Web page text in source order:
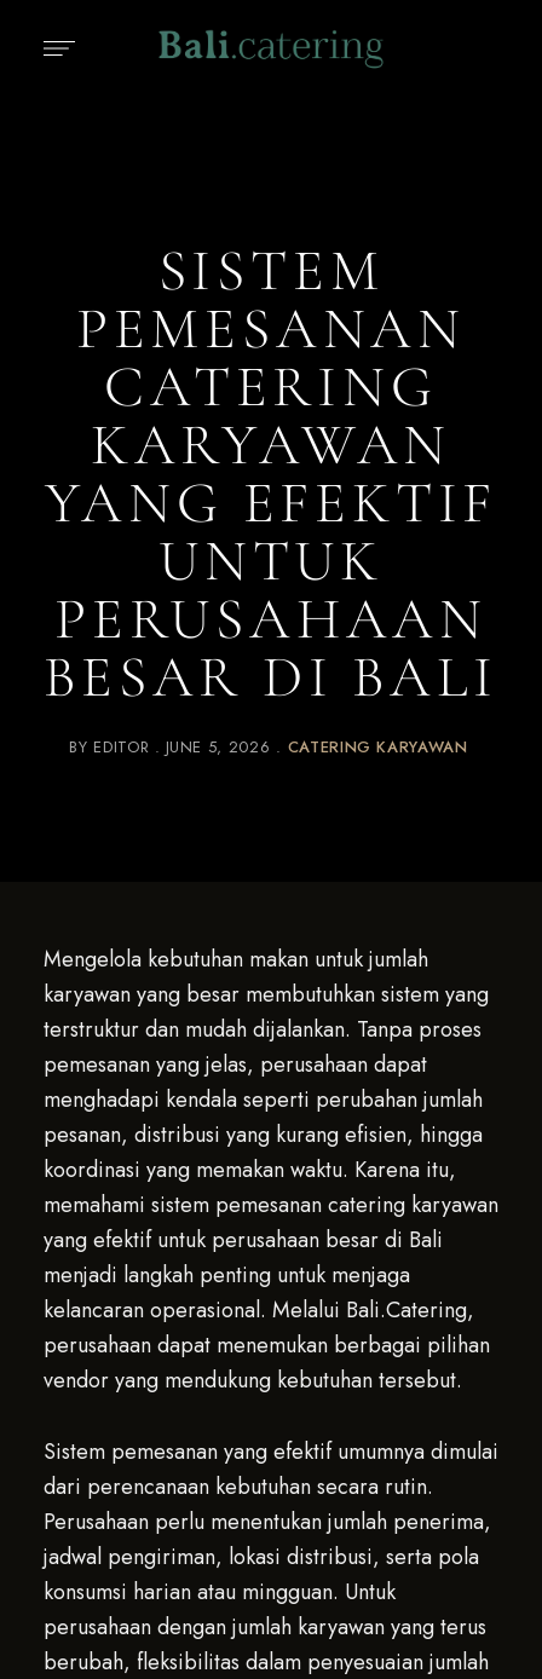
SISTEM
PEMESANAN
CATERING
KARYAWAN
YANG EFEKTIF
UNTUK
PERUSAHAAN
BESAR DI BALI
BY EDITOR JUNE 5, 2026 CATERING KARYAWAN
Mengelola kebutuhan makan untuk jumlah
karyawan yang besar membutuhkan sistem yang
terstruktur dan mudah dijalankan. Tanpa proses
pemesanan yang jelas, perusahaan dapat
menghadapi kendala seperti perubahan jumlah
pesanan, distribusi yang kurang efisien, hingga
koordinasi yang memakan waktu. Karena itu,
memahami sistem pemesanan catering karyawan
yang efektif untuk perusahaan besar di Bali
menjadi langkah penting untuk menjaga
kelancaran operasional. Melalui Bali.Catering,
perusahaan dapat menemukan berbagai pilihan
vendor yang mendukung kebutuhan tersebut.
Sistem pemesanan yang efektif umumnya dimulai
dari perencanaan kebutuhan secara rutin.
Perusahaan perlu menentukan jumlah penerima,
jadwal pengiriman, lokasi distribusi, serta pola
konsumsi harian atau mingguan. Untuk
perusahaan dengan jumlah karyawan yang terus
berubah, fleksibilitas dalam penyesuaian jumlah